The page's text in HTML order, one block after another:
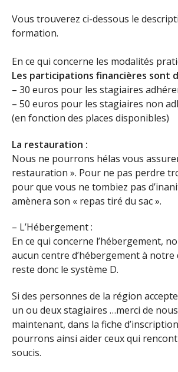
Vous trouverez ci-dessous le
formation.
En ce qui concerne les modalités
Les participations financières sont
– 30 euros pour les stagiaires
– 50 euros pour les stagiaires non
(en fonction des places disponibles)
La restauration :
Nous ne pourrons hélas vous
restauration ». Pour ne pas perdre
pour que vous ne tombiez pas
amènera son « repas tiré du sac ».
– L’Hébergement :
En ce qui concerne l’hébergement,
aucun centre d’hébergement à
reste donc le système D.
Si des personnes de la région
un ou deux stagiaires …merci de
maintenant, dans la fiche
pourrons ainsi aider ceux qui
soucis.